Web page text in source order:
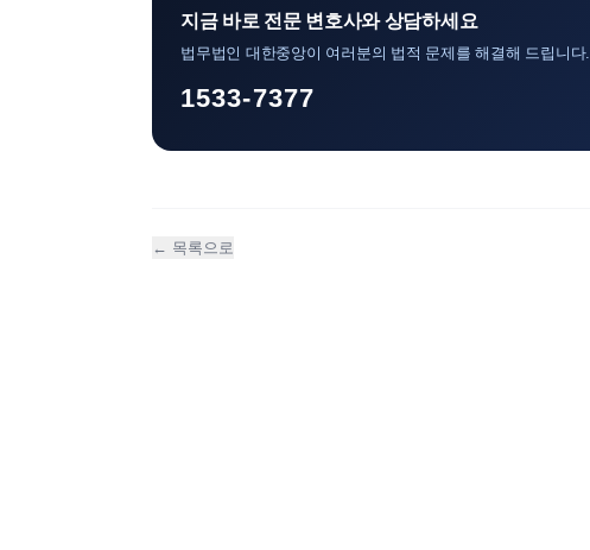
지금 바로 전문 변호사와 상담하세요
법무법인 대한중앙이 여러분의 법적 문제를 해결해 드립니다.
1533-7377
← 목록으로